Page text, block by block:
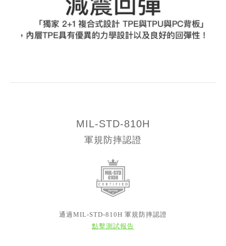
MIL-STD-810H
軍規防摔認證
通過MIL-STD-810H 軍規防摔認證
點擊測試報告